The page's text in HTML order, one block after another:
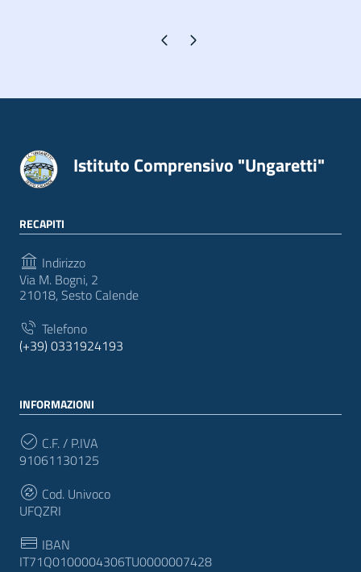
Pagina precedente
Pagina successiva
Istituto Comprensivo "Ungaretti"
RECAPITI
Indirizzo
Via M. Bogni, 2
21018, Sesto Calende
Telefono
(+39) 0331924193
INFORMAZIONI
C.F. / P.IVA
91061130125
Cod. Univoco
UFQZRI
IBAN
IT71Q0100004306TU0000007428